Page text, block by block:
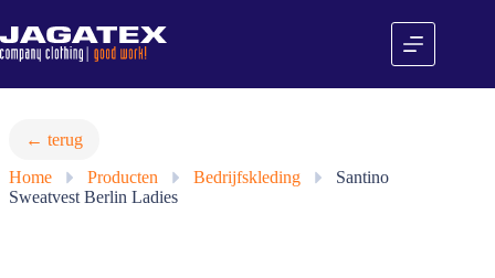
naar
de
inhoud
← terug
Home
» Producten » Bedrijfskleding »
Santino
Sweatvest Berlin Ladies